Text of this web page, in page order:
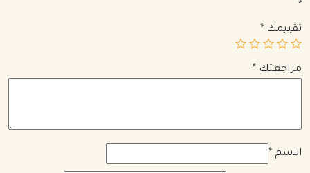
*
تقييمك *
مراجعتك *
الاسم *